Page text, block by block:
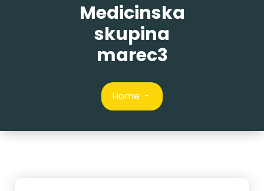
Medicinska
skupina
marec3
Home -